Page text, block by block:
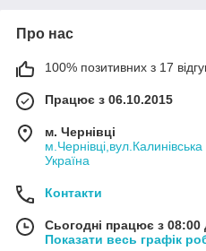
Про нас
100% позитивних з 17
Працює з 06.10.2015
м. Чернівці
Україна
Контакти
Сьогодні працює з 08:00
Показати весь графік